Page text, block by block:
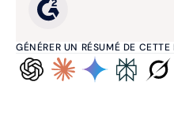
GÉNÉRER UN RÉSUMÉ DE